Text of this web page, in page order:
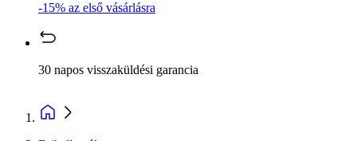
-15% az első vásárlásra
30 napos visszaküldési garancia